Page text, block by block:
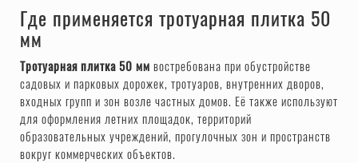
Где применяется тротуарная плитка 50
мм
Тротуарная плитка 50 мм востребована при обустройстве
садовых и парковых дорожек, тротуаров, внутренних дворов,
входных групп и зон возле частных домов. Её также используют
для оформления летних площадок, территорий
образовательных учреждений, прогулочных зон и пространств
вокруг коммерческих объектов.